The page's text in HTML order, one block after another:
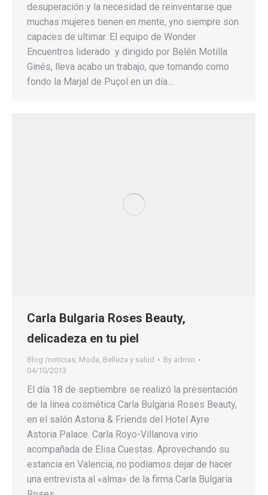
desuperación y la necesidad de reinventarse que
muchas mujeres tienen en mente, yno siempre son
capaces de ultimar. El equipo de Wonder
Encuentros liderado y dirigido por Belén Motilla
Ginés, lleva acabo un trabajo, que tomando como
fondo la Marjal de Puçol en un día…
Carla Bulgaria Roses Beauty,
delicadeza en tu piel
Blog /noticias Moda, Belleza y salud By admin
04/10/2013
El día 18 de septiembre se realizó la presentación
de la línea cosmética Carla Bulgaria Roses Beauty,
en el salón Astoria & Friends del Hotel Ayre
Astoria Palace. Carla Royo-Villanova vino
acompañada de Elisa Cuestas. Aprovechando su
estancia en Valencia, no podíamos dejar de hacer
una entrevista al «alma» de la firma Carla Bulgaria